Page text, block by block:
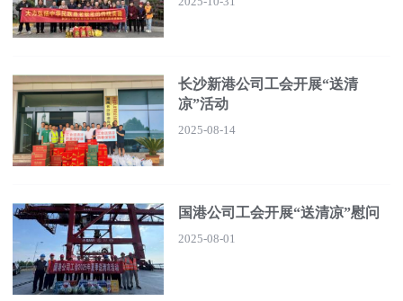
长沙新港公司工会开展“送清
凉”活动
2025-08-14
国港公司工会开展“送清凉”慰问
2025-08-01